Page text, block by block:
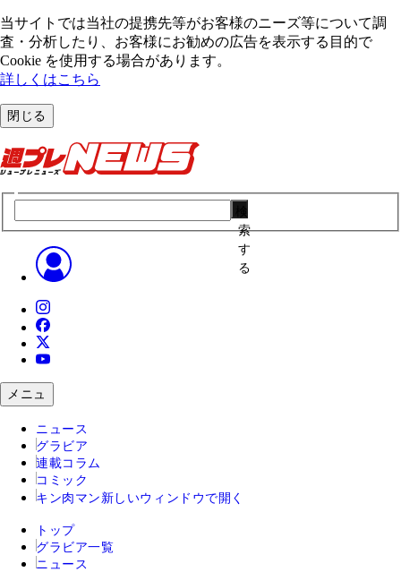
当サイトでは当社の提携先等がお客様のニーズ等について調
査・分析したり、お客様にお勧めの広告を表⽰する⽬的で
Cookie を使⽤する場合があります。
詳しくはこちら
閉じる
索
す
る
メニュ
ニュース
グラビア
連載コラム
コミック
キン肉マン 新しいウィンドウで開く
トップ
グラビア一覧
ニュース